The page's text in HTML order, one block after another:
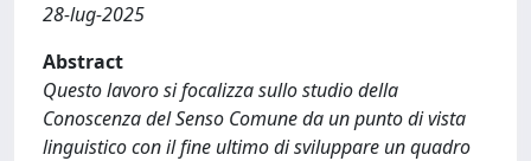
28-lug-2025
Abstract
Questo lavoro si focalizza sullo studio della
Conoscenza del Senso Comune da un punto di vista
linguistico con il fine ultimo di sviluppare un quadro